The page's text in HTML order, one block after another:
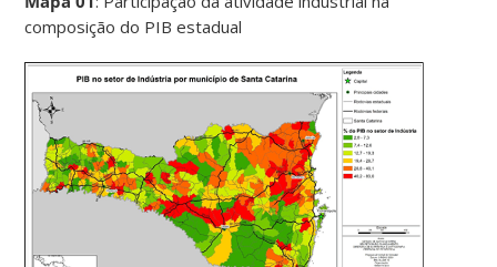
composição do PIB estadual